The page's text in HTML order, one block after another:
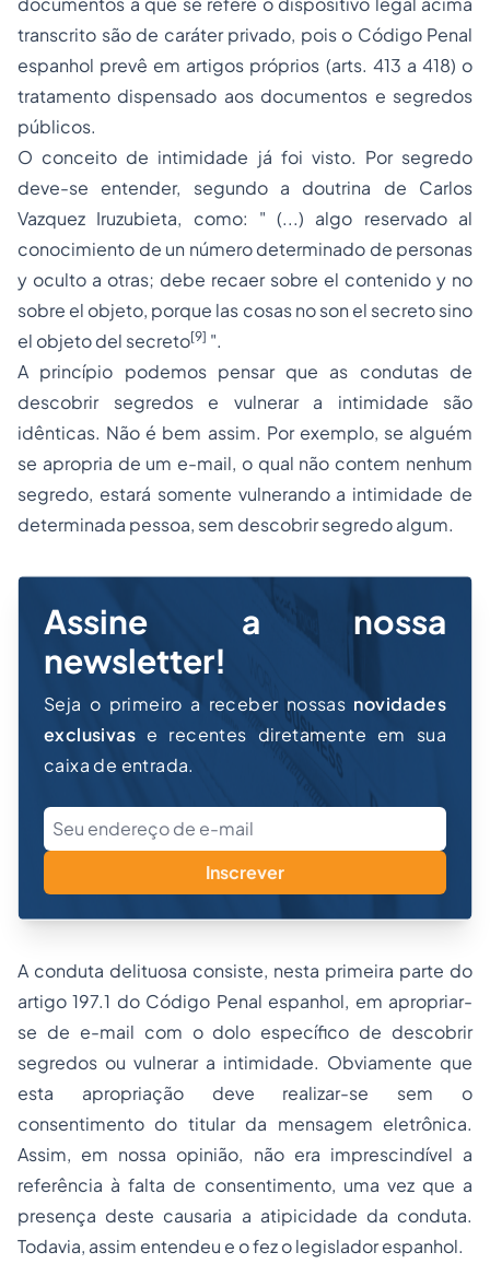
transcrito são de caráter privado, pois o Código Penal
espanhol prevê em artigos próprios (arts. 413 a 418) o
tratamento dispensado aos documentos e segredos
públicos.
O conceito de intimidade já foi visto. Por segredo
deve-se entender, segundo a doutrina de Carlos
Vazquez Iruzubieta, como: " (...) algo reservado al
conocimiento de un número determinado de personas
y oculto a otras; debe recaer sobre el contenido y no
sobre el objeto, porque las cosas no son el secreto sino
el objeto del secreto[9] ".
A princípio podemos pensar que as condutas de
descobrir segredos e vulnerar a intimidade são
idênticas. Não é bem assim. Por exemplo, se alguém
se apropria de um e-mail, o qual não contem nenhum
segredo, estará somente vulnerando a intimidade de
determinada pessoa, sem descobrir segredo algum.
Assine a nossa
newsletter!
Seja o primeiro a receber nossas novidades
exclusivas e recentes diretamente em sua
caixa de entrada.
Inscrever
A conduta delituosa consiste, nesta primeira parte do
artigo 197.1 do Código Penal espanhol, em apropriar-
se de e-mail com o dolo específico de descobrir
segredos ou vulnerar a intimidade. Obviamente que
esta apropriação deve realizar-se sem o
consentimento do titular da mensagem eletrônica.
Assim, em nossa opinião, não era imprescindível a
referência à falta de consentimento, uma vez que a
presença deste causaria a atipicidade da conduta.
Todavia, assim entendeu e o fez o legislador espanhol.